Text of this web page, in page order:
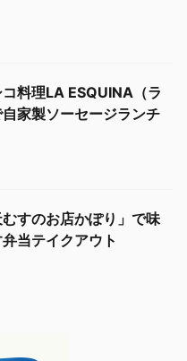
料理LA ESQUINA（ラ
家製ソーセージランチ
すのお店かぽり」で味
当テイクアウト